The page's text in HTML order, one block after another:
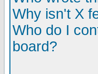
Why isn't X
Who do I
board?